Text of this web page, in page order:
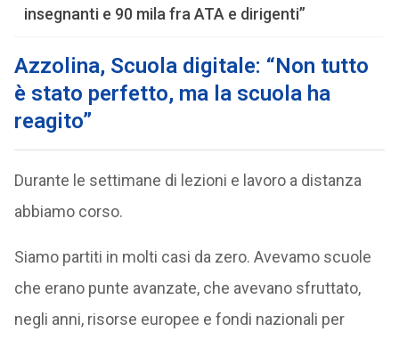
insegnanti e 90 mila fra ATA e dirigenti”
Azzolina, Scuola digitale: “Non tutto
è stato perfetto, ma la scuola ha
reagito”
Durante le settimane di lezioni e lavoro a distanza
abbiamo corso.
Siamo partiti in molti casi da zero. Avevamo scuole
che erano punte avanzate, che avevano sfruttato,
negli anni, risorse europee e fondi nazionali per